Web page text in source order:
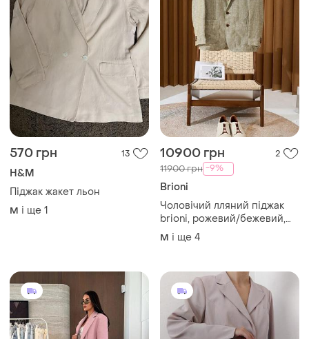
570 грн 13
H&M
Піджак жакет льон
M і ще 1
10900 грн 2
11900 грн -9%
Brioni
Чоловічий лляний піджак
brioni, рожевий/бежевий,
m-3xl
M і ще 4